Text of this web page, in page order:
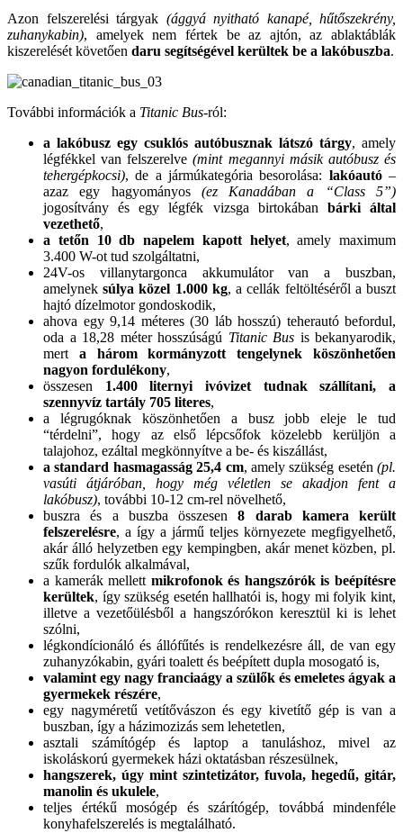
Azon felszerelési tárgyak (ággyá nyitható kanapé, hűtőszekrény,
zuhanykabin), amelyek nem fértek be az ajtón, az ablaktáblák
kiszerelését követően daru segítségével kerültek be a lakóbuszba.
További információk a Titanic Bus-ról:
a lakóbusz egy csuklós autóbusznak látszó tárgy, amely
légfékkel van felszerelve(mint megannyi másik autóbusz és
tehergépkocsi), de a jármúkategória besorolása: lakóautó–
azaz egy hagyományos (ez Kanadában a “Class 5”)
jogosítvány és egy légfék vizsga birtokában bárki által
vezethető,
a tetőn 10 db napelem kapott helyet, amely maximum
3.400 W-ot tud szolgáltatni,
24V-os villanytargonca akkumulátor van a buszban,
amelyneksúlya közel 1.000 kg, a cellák feltöltéséről a buszt
hajtó dízelmotor gondoskodik,
ahova egy 9,14 méteres (30 láb hosszú) teherautó befordul,
oda a 18,28 méter hosszúságú Titanic Bus is bekanyarodik,
mert a három kormányzott tengelynek köszönhetően
nagyon fordulékony,
összesen 1.400 liternyi ivóvizet tudnak szállítani, a
szennyvíz tartály 705 literes,
a légrugóknak köszönhetően a busz jobb eleje le tud
“térdelni”, hogy az első lépcsőfok közelebb kerüljön a
talajohoz, ezáltal megkönnyítve a be- és kiszállást,
a standard hasmagasság 25,4 cm, amely szükség esetén (pl.
vasúti átjáróban, hogy még véletlen se akadjon fent a
lakóbusz), további 10-12 cm-rel növelhető,
buszra és a buszba összesen8 darab kamera került
felszerelésre, a így a jármű teljes környezete megfigyelhető,
akár álló helyzetben egy kempingben, akár menet közben, pl.
szűk fordulók alkalmával,
a kamerák mellett mikrofonok és hangszórók is beépítésre
kerültek, így szükség esetén hallhatói is, hogy mi folyik kint,
illetve a vezetőülésből a hangszórókon keresztül ki is lehet
szólni,
légkondícionáló és állófűtés is rendelkezésre áll, de van egy
zuhanyzókabin, gyári toalett és beépített dupla mosogató is,
valamint egy nagy franciaágy a szülők és emeletes ágyak a
gyermekek részére,
egy nagyméretű vetítővászon és egy kivetítő gép is van a
buszban, így a házimozizás sem lehetetlen,
asztali számítógép és laptop a tanuláshoz, mivel az
iskoláskorú gyermekek házi oktatásban részesülnek,
hangszerek, úgy mint szintetizátor, fuvola, hegedű, gitár,
manolin és ukulele,
teljes értékű mosógép és szárítógép, továbbá mindenféle
konyhafelszerelés is megtalálható.